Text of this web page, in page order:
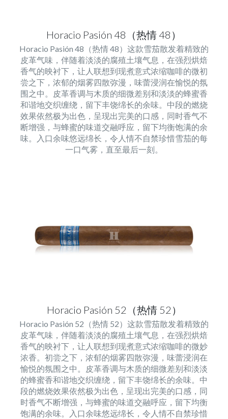
Horacio Pasión 48（热情 48）
Horacio Pasión 48（热情 48）这款雪茄散发着精致的
皮革气味，伴随着淡淡的腐殖土壤气息，在强烈烘焙
香气的映衬下，让人联想到现煮意式浓缩咖啡的微初
尝之下，浓郁的烟雾四散弥漫，味蕾浸润在愉悦的氛
围之中。皮革香调与木质的细微差别和淡淡的蜂蜜香
和谐地交织缠绕，留下丰饶绵长的余味。中段的燃烧
效果依然极为出色，呈现出完美的口感，同时香气不
断增强，与蜂蜜的味道交融呼应，留下均衡饱满的余
味。入口余味悠远绵长，令人情不自禁珍惜雪茄的每
一口气雾，直至最后一刻。
Horacio Pasión 52（热情 52）
Horacio Pasión 52（热情 52）这款雪茄散发着精致的
皮革气味，伴随着淡淡的腐殖土壤气息，在强烈烘焙
香气的映衬下，让人联想到现煮意式浓缩咖啡的微妙
浓香。初尝之下，浓郁的烟雾四散弥漫，味蕾浸润在
愉悦的氛围之中。皮革香调与木质的细微差别和淡淡
的蜂蜜香和谐地交织缠绕，留下丰饶绵长的余味。中
段的燃烧效果依然极为出色，呈现出完美的口感，同
时香气不断增强，与蜂蜜的味道交融呼应，留下均衡
饱满的余味。入口余味悠远绵长，令人情不自禁珍惜